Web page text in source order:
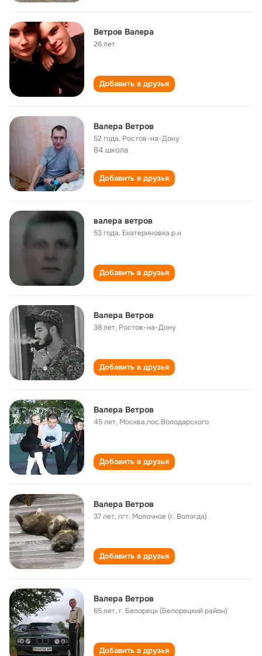
Ветров Валера
26 лет
Добавить в друзья
Валера Ветров
52 года, Ростов-на-Дону
84 школа
Добавить в друзья
валера ветров
53 года, Екатериновка.р.н
Добавить в друзья
Валера Ветров
38 лет, Ростов-на-Дону
Добавить в друзья
Валера Ветров
45 лет, Москва,пос.Володарского
Добавить в друзья
Валера Ветров
37 лет,пгт. Молочное (г. Вологда)
Добавить в друзья
Валера Ветров
65 лет,г. Белорецк (Белорецкий район)
Добавить в друзья